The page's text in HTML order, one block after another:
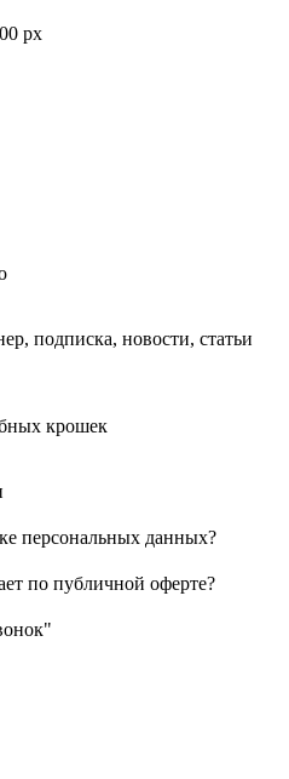
px
подписка, новости, статьи
крошек
персональных данных?
по публичной оферте?